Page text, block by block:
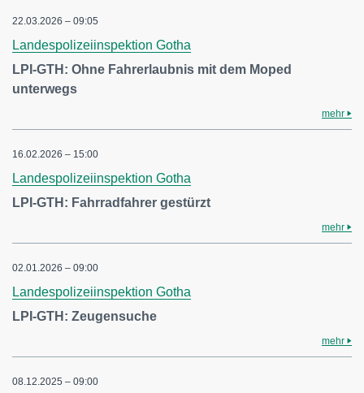
22.03.2026 – 09:05
Landespolizeiinspektion Gotha
LPI-GTH: Ohne Fahrerlaubnis mit dem Moped
unterwegs
mehr
16.02.2026 – 15:00
Landespolizeiinspektion Gotha
LPI-GTH: Fahrradfahrer gestürzt
mehr
02.01.2026 – 09:00
Landespolizeiinspektion Gotha
LPI-GTH: Zeugensuche
mehr
08.12.2025 – 09:00